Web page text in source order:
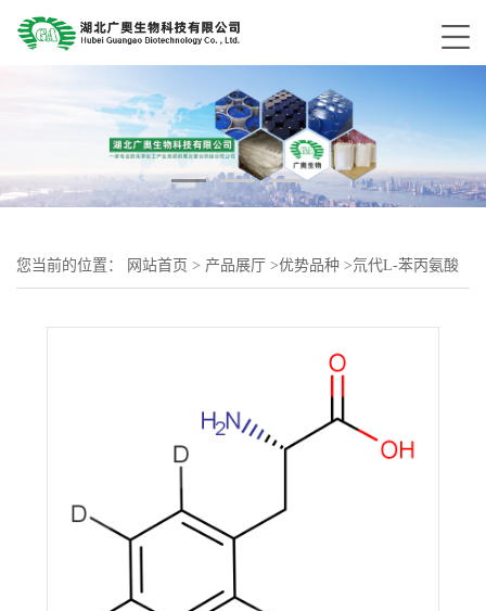
您当前的位置： 网站首页 > 产品展厅 >优势品种 >氘代L-苯丙氨酸